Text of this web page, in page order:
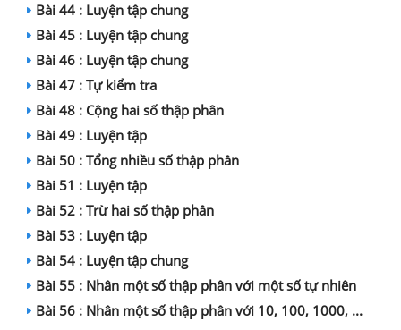
Bài 44 : Luyện tập chung
Bài 45 : Luyện tập chung
Bài 46 : Luyện tập chung
Bài 47 : Tự kiểm tra
Bài 48 : Cộng hai số thập phân
Bài 49 : Luyện tập
Bài 50 : Tổng nhiều số thập phân
Bài 51 : Luyện tập
Bài 52 : Trừ hai số thập phân
Bài 53 : Luyện tập
Bài 54 : Luyện tập chung
Bài 55 : Nhân một số thập phân với một số tự nhiên
Bài 56 : Nhân một số thập phân với 10, 100, 1000, ...